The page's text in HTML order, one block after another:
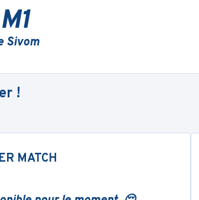
Sivom
!
MATCH